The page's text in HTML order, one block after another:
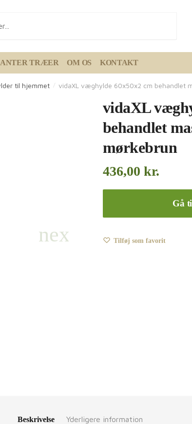
TRÆER OM OS KONTAKT
til hjemmet / vidaXL væghylde 60x50x2 cm behandlet
vidaXL
behandlet
mørkebrun
436,00 kr.
Gå
Tilføj som favorit
Beskrivelse Yderligere information